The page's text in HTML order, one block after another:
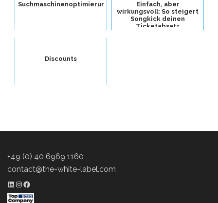
Suchmaschinenoptimierung
Einfach, aber
wirkungsvoll: So steigert
Songkick deinen
Ticketabsatz
Discounts
+49 (0) 40 6969 1160
contact@the-white-label.com
LinkedIn Profil
Instagram Profil
Facebook Profil